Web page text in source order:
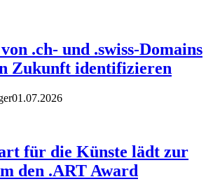
.ch- und .swiss-Domains
Zukunft identifizieren
01.07.2026
für die Künste lädt zur
den .ART Award